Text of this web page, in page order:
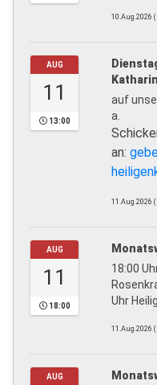
10.Aug.2026
AUG
11
13:00
auf
a.
an:
11.Aug.2026
AUG
11
18:00
18:00
Uhr
11.Aug.2026
AUG